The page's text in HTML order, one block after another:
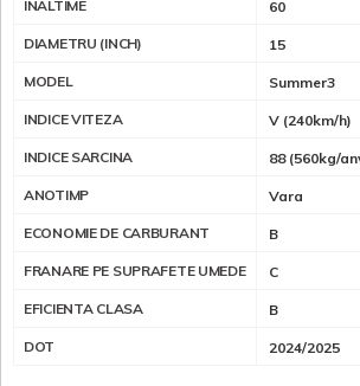
INALTIME 60
DIAMETRU (INCH) 15
MODEL Summer3
INDICE VITEZA V (240km/h)
INDICE SARCINA 88 (560kg/
ANOTIMP Vara
ECONOMIE DE CARBURANT B
FRANARE PE SUPRAFETE UMEDE C
EFICIENTA CLASA B
DOT 2024/2025